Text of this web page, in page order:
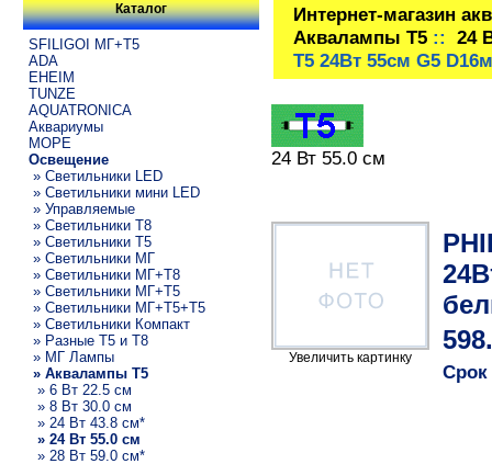
Каталог
SFILIGOI МГ+Т5
ADA
EHEIM
TUNZE
AQUATRONICA
Аквариумы
МОРЕ
Освещение
» Светильники LED
» Светильники мини LED
» Управляемые
» Светильники T8
» Светильники T5
» Светильники МГ
» Светильники МГ+T8
» Светильники МГ+T5
» Светильники МГ+T5+T5
» Светильники Компакт
» Разные T5 и T8
» МГ Лампы
» Аквалампы T5
» 6 Вт 22.5 см
» 8 Вт 30.0 см
» 24 Вт 43.8 см*
» 24 Вт 55.0 см
» 28 Вт 59.0 см*
Интернет-магазин
Аквалампы T5:: 24
T5 24Вт 55см G5
24 Вт 55.0 см
Увеличить картинку
Срок